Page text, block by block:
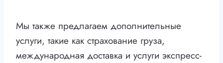
Мы также предлагаем дополнительные
услуги, такие как страхование груза,
международная доставка и услуги экспресс-